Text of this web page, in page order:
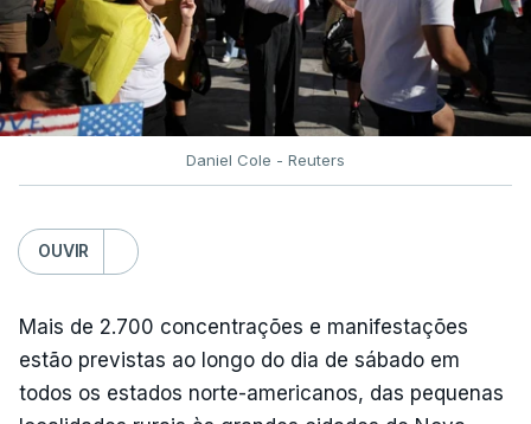
Daniel Cole - Reuters
OUVIR
Mais de 2.700 concentrações e manifestações
estão previstas ao longo do dia de sábado em
todos os estados norte-americanos, das pequenas